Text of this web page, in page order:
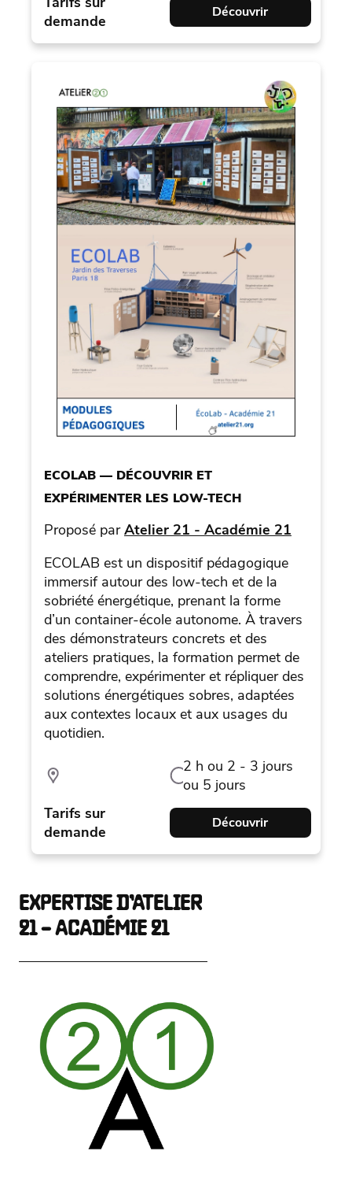
demande
Découvrir
ECOLAB — DÉCOUVRIR ET
EXPÉRIMENTER LES LOW-TECH
Proposé parAtelier 21 - Académie 21
ECOLAB est un dispositif pédagogique
immersif autour des low-tech et de la
sobriété énergétique, prenant la forme
d’un container-école autonome. À travers
des démonstrateurs concrets et des
ateliers pratiques, la formation permet de
comprendre, expérimenter et répliquer des
solutions énergétiques sobres, adaptées
aux contextes locaux et aux usages du
quotidien.
2 h ou 2 - 3 jours
ou 5 jours
Tarifs sur
demande
Découvrir
EXPERTISE D’ATELIER
21 – ACADÉMIE 21